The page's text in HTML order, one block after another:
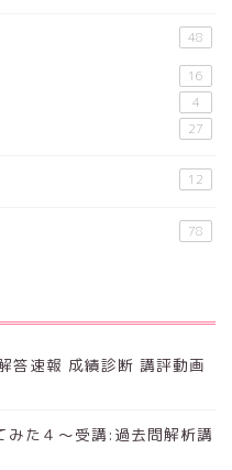
48
16
4
27
12
78
答速報 成績診断 講評動画
みた４～受講:過去問解析講